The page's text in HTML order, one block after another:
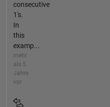
consecutive
1's.
In
this
examp...
mehr
als 5
Jahre
vor